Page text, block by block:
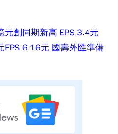
創同期新高 EPS 3.4元
6.16元 國壽外匯準備